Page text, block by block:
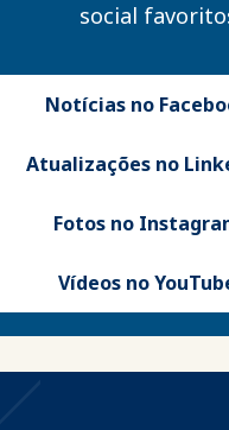
social
Notícias no
Atualizações no
Fotos no
Vídeos no